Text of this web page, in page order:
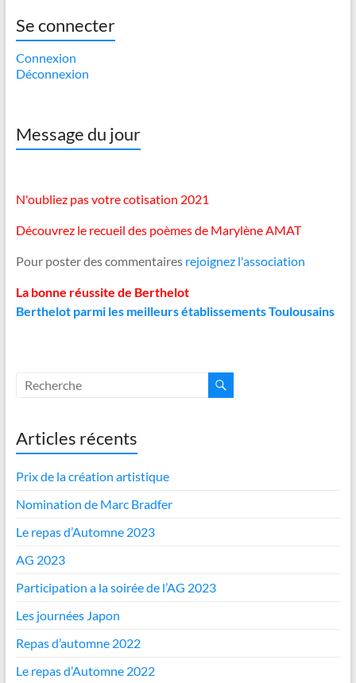
Se connecter
Connexion
Déconnexion
Message du jour
N'oubliez pas votre cotisation 2021
Découvrez le recueil des poèmes de Marylène AMAT
Pour poster des commentaires rejoignez l'association
La bonne réussite de Berthelot
Berthelot parmi les meilleurs établissements Toulousains
Articles récents
Prix de la création artistique
Nomination de Marc Bradfer
Le repas d’Automne 2023
AG 2023
Participation a la soirée de l’AG 2023
Les journées Japon
Repas d’automne 2022
Le repas d’Automne 2022